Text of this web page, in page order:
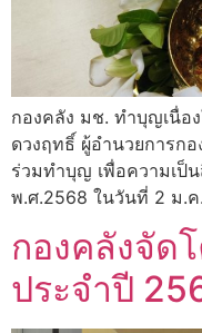
กองคลัง มช. ทำบุญเนื่อ
ดวงฤทธิ์ ผู้อำนวยการก
ร่วมทำบุญ เพื่อความเป็
พ.ศ.2568 ในวันที่ 2 ม.
กองคลังจัด
ประจำปี